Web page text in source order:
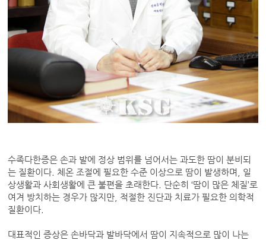
수족다한증은 손과 발에 정상 범위를 넘어서는 과도한 땀이 분비되
는 질환이다. 체온 조절에 필요한 수준 이상으로 땀이 발생하며, 일
상생활과 사회생활에 큰 불편을 초래한다. 단순히 ‘땀이 많은 체질’로
여겨 방치하는 경우가 많지만, 적절한 진단과 치료가 필요한 의학적
질환이다.
대표적인 증상은 손바닥과 발바닥에서 땀이 지속적으로 많이 나는